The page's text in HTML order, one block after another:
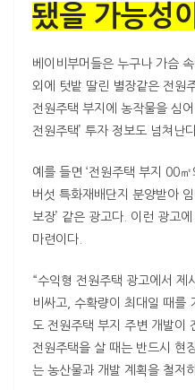
됐을 가능성
베이비부머들은 누구나 가슴
외에 텃밭 딸린 별장같은 전원
전원주택 부지에 농작물을 심
전원주택’ 투자 정보도 넘쳐난
예를 들면 ‘전원주택 부지 00
버섯 특화재배단지 분양받아
보장’ 같은 광고다. 이런 광고
마련이다.
“수익형 전원주택 광고에서 제
비싸고, 수확량이 최대일 때를
도 전원주택 부지 주변 개발이
전원주택을 살 때는 반드시 현
는 농산물과 개발 계획을 철저